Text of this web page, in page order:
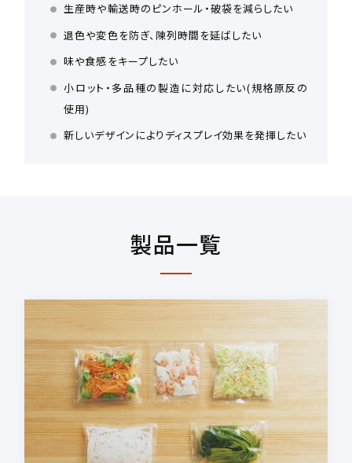
生産時や輸送時のピンホール・破袋を減らしたい
退色や変色を防ぎ、陳列時間を延ばしたい
味や食感をキープしたい
小ロット・多品種の製造に対応したい(規格原反の
使用)
新しいデザインによりディスプレイ効果を発揮したい
製品一覧